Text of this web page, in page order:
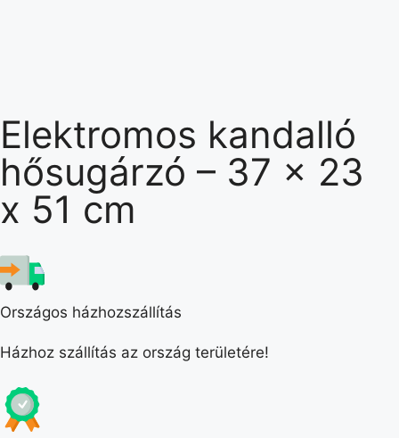
Elektromos kandalló
hősugárzó – 37 x 23
x 51 cm
Országos házhozszállítás
Házhoz szállítás az ország területére!